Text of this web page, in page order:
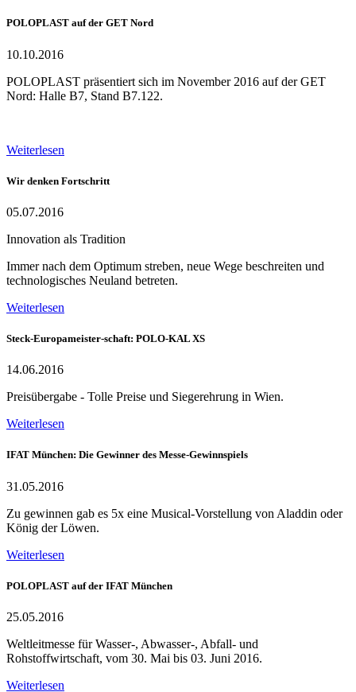
POLOPLAST auf der GET Nord
10.10.2016
POLOPLAST präsentiert sich im November 2016 auf der GET
Nord: Halle B7, Stand B7.122.
Weiterlesen
Wir denken Fortschritt
05.07.2016
Innovation als Tradition
Immer nach dem Optimum streben, neue Wege beschreiten und
technologisches Neuland betreten.
Weiterlesen
Steck-Europameister-schaft: POLO-KAL XS
14.06.2016
Preisübergabe - Tolle Preise und Siegerehrung in Wien.
Weiterlesen
IFAT München: Die Gewinner des Messe-Gewinnspiels
31.05.2016
Zu gewinnen gab es 5x eine Musical-Vorstellung von Aladdin oder
König der Löwen.
Weiterlesen
POLOPLAST auf der IFAT München
25.05.2016
Weltleitmesse für Wasser-, Abwasser-, Abfall- und
Rohstoffwirtschaft, vom 30. Mai bis 03. Juni 2016.
Weiterlesen